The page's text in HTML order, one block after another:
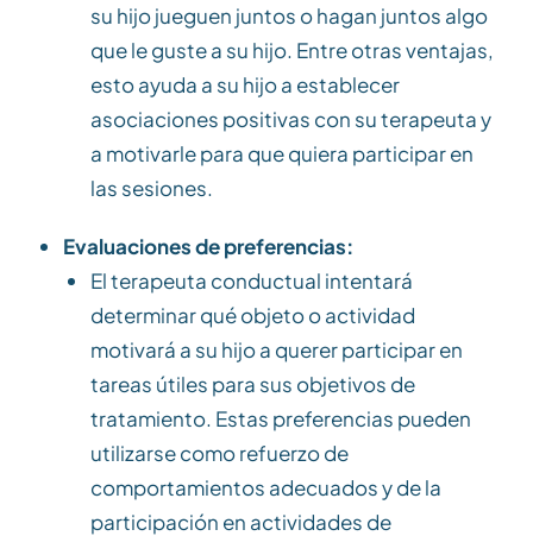
su hijo jueguen juntos o hagan juntos algo
que le guste a su hijo. Entre otras ventajas,
esto ayuda a su hijo a establecer
asociaciones positivas con su terapeuta y
a motivarle para que quiera participar en
las sesiones.
Evaluaciones de preferencias:
El terapeuta conductual intentará
determinar qué objeto o actividad
motivará a su hijo a querer participar en
tareas útiles para sus objetivos de
tratamiento. Estas preferencias pueden
utilizarse como refuerzo de
comportamientos adecuados y de la
participación en actividades de